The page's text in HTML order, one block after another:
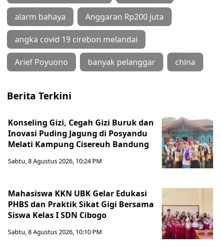
alarm bahaya Anggaran Rp200 juta
angka covid 19 cirebon melandai
Arief Poyuono banyak pelanggar china
Berita Terkini
Konseling Gizi, Cegah Gizi Buruk dan
Inovasi Puding Jagung di Posyandu
Melati Kampung Cisereuh Bandung
Sabtu, 8 Agustus 2026, 10:24 PM
Mahasiswa KKN UBK Gelar Edukasi
PHBS dan Praktik Sikat Gigi Bersama
Siswa Kelas I SDN Cibogo
Sabtu, 8 Agustus 2026, 10:10 PM